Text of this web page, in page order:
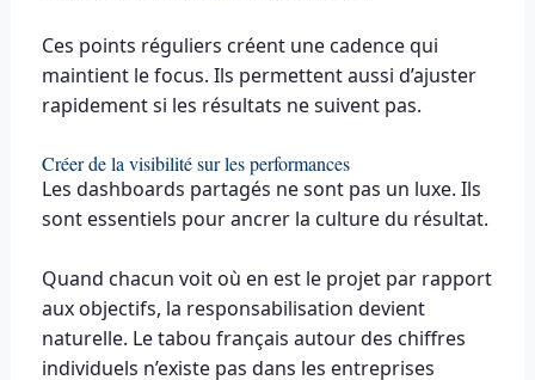
Ces points réguliers créent une cadence qui
maintient le focus. Ils permettent aussi d’ajuster
rapidement si les résultats ne suivent pas.
Créer de la visibilité sur les performances
Les dashboards partagés ne sont pas un luxe. Ils
sont essentiels pour ancrer la culture du résultat.
Quand chacun voit où en est le projet par rapport
aux objectifs, la responsabilisation devient
naturelle. Le tabou français autour des chiffres
individuels n’existe pas dans les entreprises